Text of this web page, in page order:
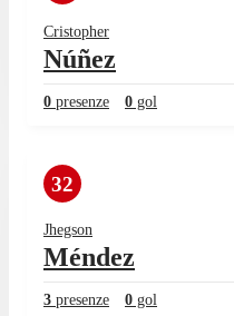
Cristopher
Núñez
0 presenze 0 gol
32
Jhegson
Méndez
3 presenze 0 gol